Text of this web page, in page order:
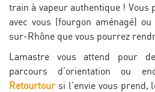
train à vapeur authentique ! Vous
avec vous (fourgon aménagé)
sur-Rhône que vous pourrez
Lamastre vous attend pour
parcours d’orientation ou
Retourtour si l’envie vous prend,